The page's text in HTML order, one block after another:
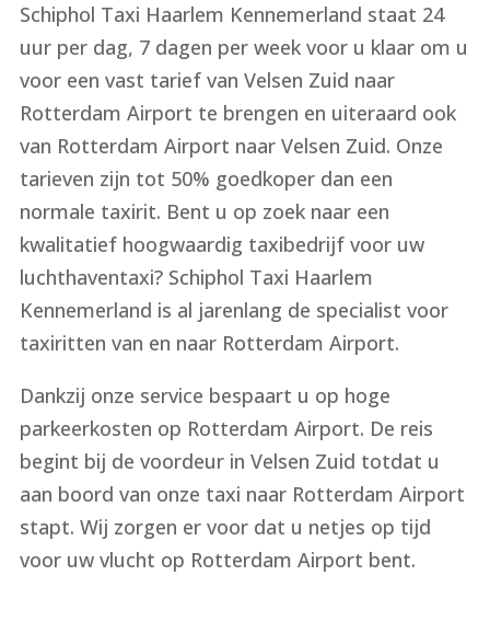
Schiphol Taxi Haarlem Kennemerland staat 24
uur per dag, 7 dagen per week voor u klaar om u
voor een vast tarief van Velsen Zuid naar
Rotterdam Airport te brengen en uiteraard ook
van Rotterdam Airport naar Velsen Zuid. Onze
tarieven zijn tot 50% goedkoper dan een
normale taxirit. Bent u op zoek naar een
kwalitatief hoogwaardig taxibedrijf voor uw
luchthaventaxi? Schiphol Taxi Haarlem
Kennemerland is al jarenlang de specialist voor
taxiritten van en naar Rotterdam Airport.
Dankzij onze service bespaart u op hoge
parkeerkosten op Rotterdam Airport. De reis
begint bij de voordeur in Velsen Zuid totdat u
aan boord van onze taxi naar Rotterdam Airport
stapt. Wij zorgen er voor dat u netjes op tijd
voor uw vlucht op Rotterdam Airport bent.